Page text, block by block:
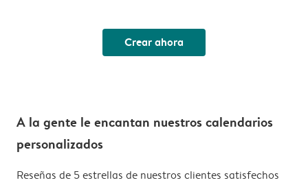
Crear ahora
A la gente le encantan nuestros calendarios
personalizados
Reseñas de 5 estrellas de nuestros clientes satisfechos